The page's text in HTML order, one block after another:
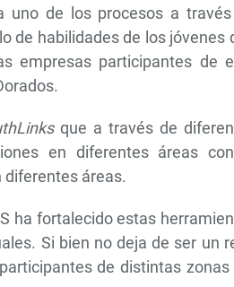
uno de los procesos a
de habilidades de los jóvenes
empresas participantes de
que a través de
en diferentes áreas
áreas.
ha fortalecido estas
Si bien no deja de ser un
de distintas zonas